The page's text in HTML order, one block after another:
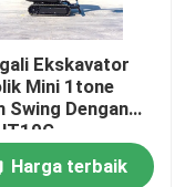
Ekskavator
Mini 1tone
Swing Dengan
Harga terbaik